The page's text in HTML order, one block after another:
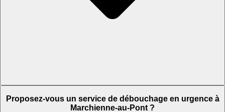
Proposez-vous un service de débouchage en urgence à
Marchienne-au-Pont ?